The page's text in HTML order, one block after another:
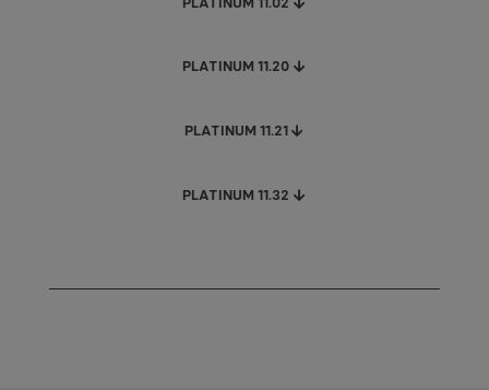
PLATINUM 11.02
PLATINUM 11.20
PLATINUM 11.21
PLATINUM 11.32